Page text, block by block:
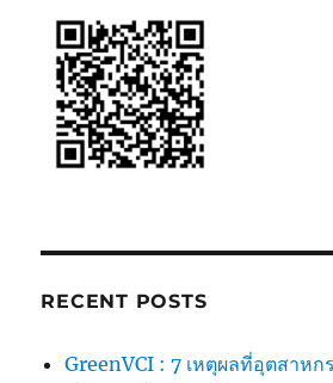
RECENT POSTS
GreenVCI : 7 เหตุผลที่อุตสาหก